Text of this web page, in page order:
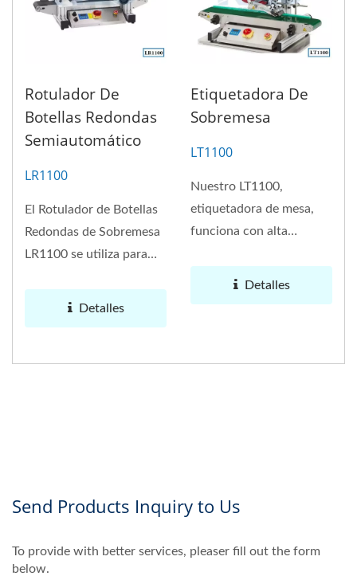
Rotulador De
Botellas Redondas
Semiautomático
LR1100
El Rotulador de Botellas
Redondas de Sobremesa
LR1100 se utiliza para
Detalles
Etiquetadora De
Sobremesa
LT1100
Nuestro LT1100,
etiquetadora de mesa,
funciona con alta
Detalles